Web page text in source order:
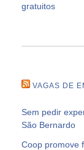
gratuitos
VAGAS DE
Sem pedir
São Bernardo
Coop promove